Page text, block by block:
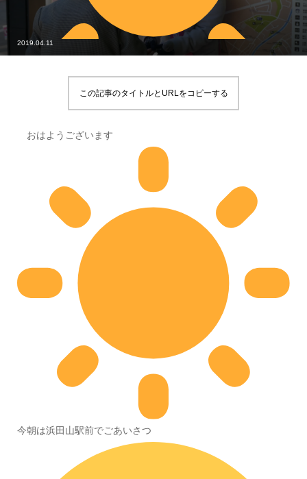
2019.04.11
この記事のタイトルとURLをコピーする
おはようございます
今朝は浜田山駅前でごあいさつ